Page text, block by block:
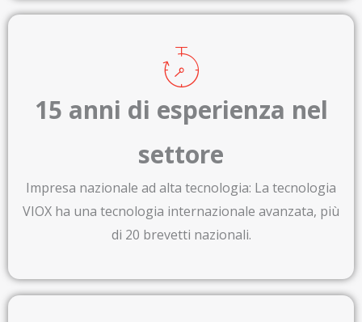
15 anni di esperienza nel
settore
Impresa nazionale ad alta tecnologia: La tecnologia
VIOX ha una tecnologia internazionale avanzata, più
di 20 brevetti nazionali.